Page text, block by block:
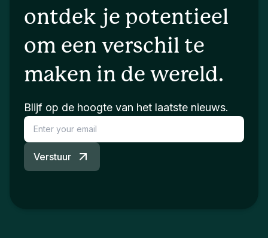
ontdek je potentieel
om een verschil te
maken in de wereld.
Blijf op de hoogte van het laatste nieuws.
Verstuur